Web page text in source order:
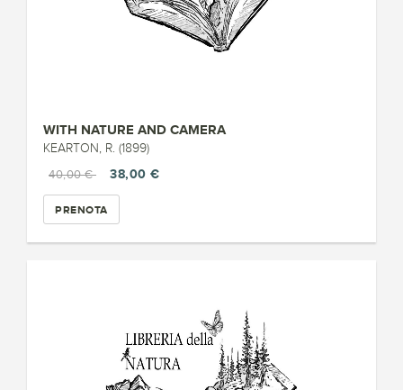
WITH NATURE AND CAMERA
KEARTON, R. (1899)
40,00 €
38,00 €
PRENOTA